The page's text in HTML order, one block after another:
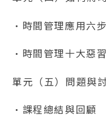
•時間管理應用六
•時間管理十大惡習
單元（五）問題與
•課程總結與回顧